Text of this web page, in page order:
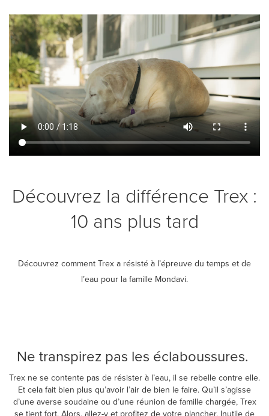
Découvrez la différence Trex :
10 ans plus tard
Découvrez comment Trex a résisté à l’épreuve du temps et de
l’eau pour la famille Mondavi.
Ne transpirez pas les éclaboussures.
Trex ne se contente pas de résister à l’eau, il se rebelle contre elle.
Et cela fait bien plus qu’avoir l’air de bien le faire. Qu’il s’agisse
d’une averse soudaine ou d’une réunion de famille chargée, Trex